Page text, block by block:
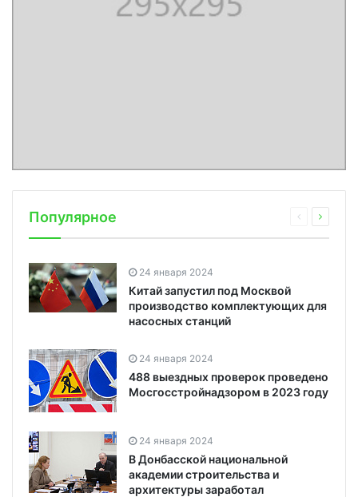
Популярное
24 января 2024
Китай запустил под Москвой
производство комплектующих для
насосных станций
24 января 2024
488 выездных проверок проведено
Мосгосстройнадзором в 2023 году
24 января 2024
В Донбасской национальной
академии строительства и
архитектуры заработал